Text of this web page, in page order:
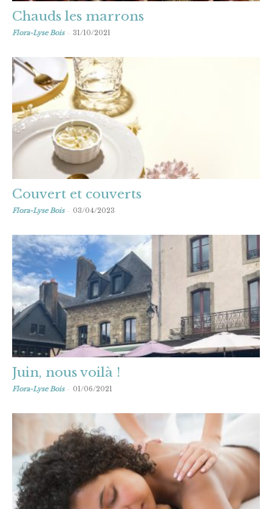
Chauds les marrons
Flora-Lyse Bois - 31/10/2021
Couvert et couverts
Flora-Lyse Bois - 03/04/2023
Juin, nous voilà !
Flora-Lyse Bois - 01/06/2021